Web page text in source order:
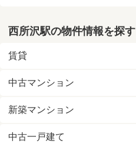
西所沢駅の物件情報を探す
賃貸
中古マンション
新築マンション
中古一戸建て